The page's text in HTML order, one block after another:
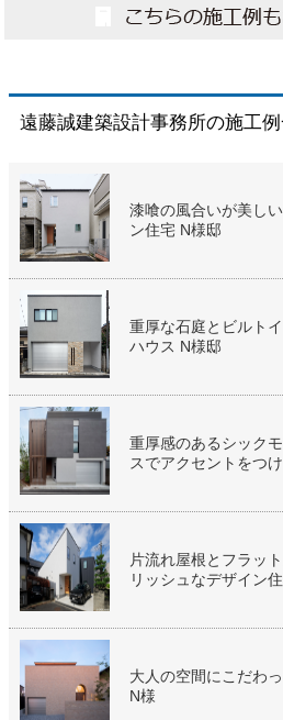
遠藤誠建築設計事務所の施工
漆喰の風合いが美し
ン住宅 N様邸
重厚な石庭とビルト
ハウス N様邸
重厚感のあるシック
スでアクセントをつ
片流れ屋根とフラッ
リッシュなデザイン
大人の空間にこだわ
N様